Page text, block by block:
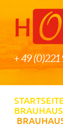
+ 49